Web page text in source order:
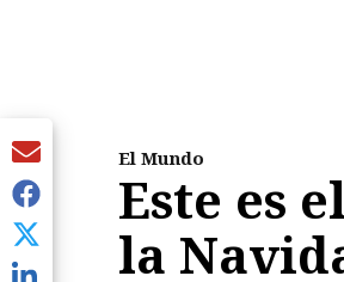
El Mundo
Este es
la